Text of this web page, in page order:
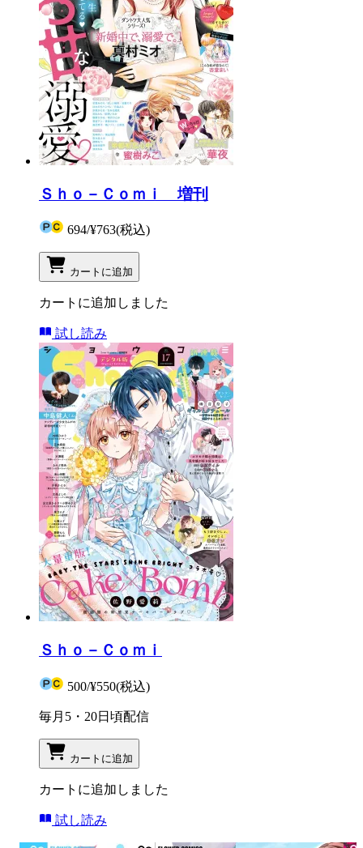
Ｓｈｏ－Ｃｏｍｉ 増刊
694/¥763(税込)
カートに追加
カートに追加しました
試し読み
Ｓｈｏ－Ｃｏｍｉ
500/¥550(税込)
毎月5・20日頃配信
カートに追加
カートに追加しました
試し読み